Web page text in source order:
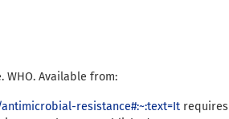
Available from:
resistance#:~:text=It requires